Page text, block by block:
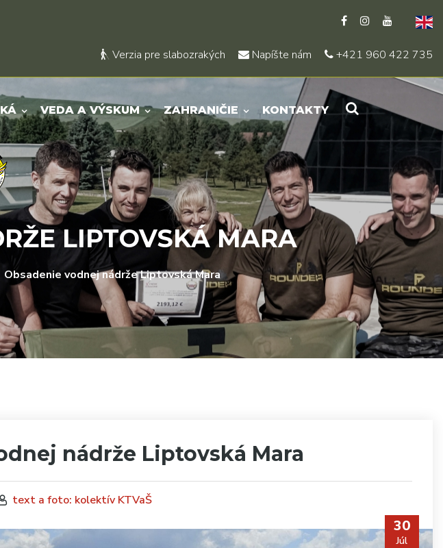
Verzia pre slabozrakých Napíšte nám +421 960 422 735
VEDA A VÝSKUM ZAHRANIČIE KONTAKTY
LIPTOVSKÁ MARA
Obsadenie vodnej nádrže Liptovská Mara
nádrže Liptovská Mara
text a foto: kolektív KTVaŠ
30
Júl